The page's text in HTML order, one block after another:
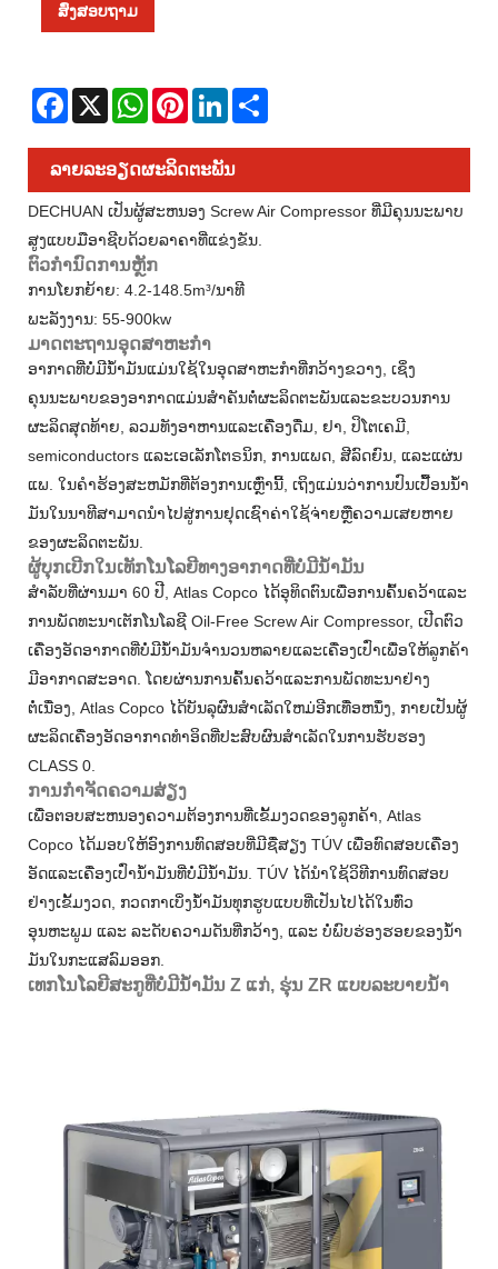
ສົ່ງສອບຖາມ
Facebook
X WhatsAppPinterestLinkedIn
ລາຍ​ລະ​ອຽດ​ຜະ​ລິດ​ຕະ​ພັນ
DECHUAN ເປັນຜູ້ສະຫນອງ Screw Air Compressor ທີ່ມີຄຸນນະພາບ
ສູງແບບມືອາຊີບດ້ວຍລາຄາທີ່ແຂ່ງຂັນ.
ຕົວກໍານົດການຫຼັກ
ການໂຍກຍ້າຍ: 4.2-148.5m³/ນາທີ
ພະລັງງານ: 55-900kw
ມາດຕະຖານອຸດສາຫະກໍາ
ອາກາດທີ່ບໍ່ມີນໍ້າມັນແມ່ນໃຊ້ໃນອຸດສາຫະກໍາທີ່ກວ້າງຂວາງ, ເຊິ່ງ
ຄຸນນະພາບຂອງອາກາດແມ່ນສໍາຄັນຕໍ່ຜະລິດຕະພັນແລະຂະບວນການ
ຜະລິດສຸດທ້າຍ, ລວມທັງອາຫານແລະເຄື່ອງດື່ມ, ຢາ, ປິໂຕເຄມີ,
semiconductors ແລະເອເລັກໂຕຣນິກ, ການແພດ, ສີລົດຍົນ, ແລະແຜ່ນ
ແພ. ໃນຄໍາຮ້ອງສະຫມັກທີ່ຕ້ອງການເຫຼົ່ານີ້, ເຖິງແມ່ນວ່າການປົນເປື້ອນນ້ໍາ
ມັນໃນນາທີສາມາດນໍາໄປສູ່ການຢຸດເຊົາຄ່າໃຊ້ຈ່າຍຫຼືຄວາມເສຍຫາຍ
ຂອງຜະລິດຕະພັນ.
ຜູ້ບຸກເບີກໃນເທັກໂນໂລຍີທາງອາກາດທີ່ບໍ່ມີນໍ້າມັນ
ສໍາລັບທີ່ຜ່ານມາ 60 ປີ, Atlas Copco ໄດ້ອຸທິດຕົນເພື່ອການຄົ້ນຄວ້າແລະ
ການພັດທະນາເຕັກໂນໂລຊີ Oil-Free Screw Air Compressor, ເປີດຕົວ
ເຄື່ອງອັດອາກາດທີ່ບໍ່ມີນ້ໍາມັນຈໍານວນຫລາຍແລະເຄື່ອງເປົ່າເພື່ອໃຫ້ລູກຄ້າ
ມີອາກາດສະອາດ. ໂດຍຜ່ານການຄົ້ນຄວ້າແລະການພັດທະນາຢ່າງ
ຕໍ່ເນື່ອງ, Atlas Copco ໄດ້ບັນລຸຜົນສໍາເລັດໃຫມ່ອີກເທື່ອຫນຶ່ງ, ກາຍເປັນຜູ້
ຜະລິດເຄື່ອງອັດອາກາດທໍາອິດທີ່ປະສົບຜົນສໍາເລັດໃນການຮັບຮອງ
CLASS 0.
ການກໍາຈັດຄວາມສ່ຽງ
ເພື່ອຕອບສະຫນອງຄວາມຕ້ອງການທີ່ເຂັ້ມງວດຂອງລູກຄ້າ, Atlas
Copco ໄດ້ມອບໃຫ້ອົງການທົດສອບທີ່ມີຊື່ສຽງ TÚV ເພື່ອທົດສອບເຄື່ອງ
ອັດແລະເຄື່ອງເປົ່ານ້ໍາມັນທີ່ບໍ່ມີນ້ໍາມັນ. TÚV ໄດ້ນຳໃຊ້ວິທີການທົດສອບ
ຢ່າງເຂັ້ມງວດ, ກວດກາເບິ່ງນ້ຳມັນທຸກຮູບແບບທີ່ເປັນໄປໄດ້ໃນທົ່ວ
ອຸນຫະພູມ ແລະ ລະດັບຄວາມດັນທີ່ກວ້າງ, ແລະ ບໍ່ພົບຮ່ອງຮອຍຂອງນ້ຳ
ມັນໃນກະແສລົມອອກ.
ເທກໂນໂລຍີສະກູທີ່ບໍ່ມີນ້ໍາມັນ Z ແກ່, ຮຸ່ນ ZR ແບບລະບາຍນ້ໍາ